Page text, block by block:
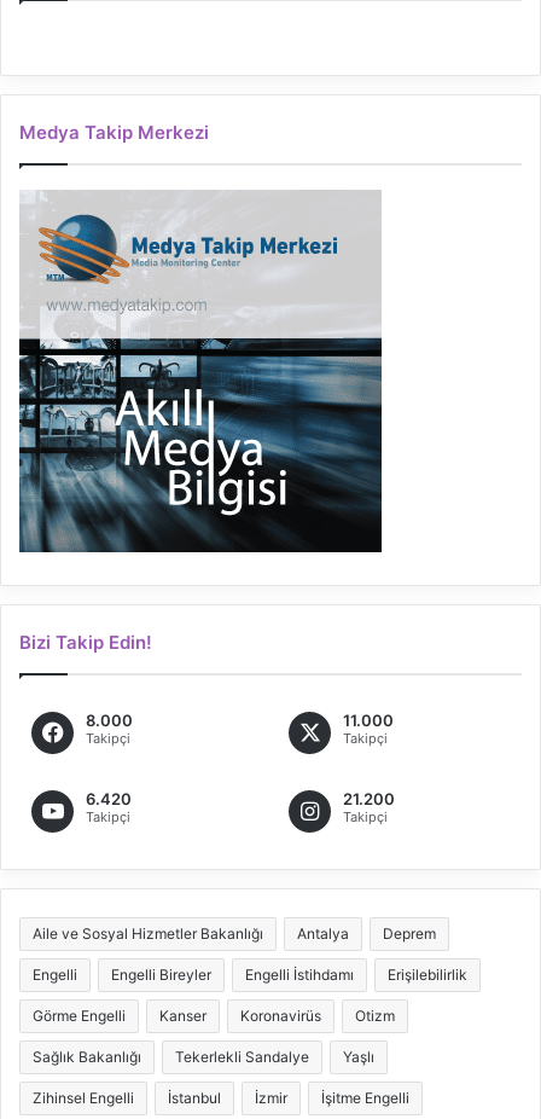
Medya Takip Merkezi
Bizi Takip Edin!
8.000
Takipçi
11.000
Takipçi
6.420
Takipçi
21.200
Takipçi
Aile ve Sosyal Hizmetler Bakanlığı Antalya Deprem
Engelli Engelli Bireyler Engelli İstihdamı Erişilebilirlik
Görme Engelli Kanser Koronavirüs Otizm
Sağlık Bakanlığı Tekerlekli Sandalye Yaşlı
Zihinsel Engelli İstanbul İzmir İşitme Engelli